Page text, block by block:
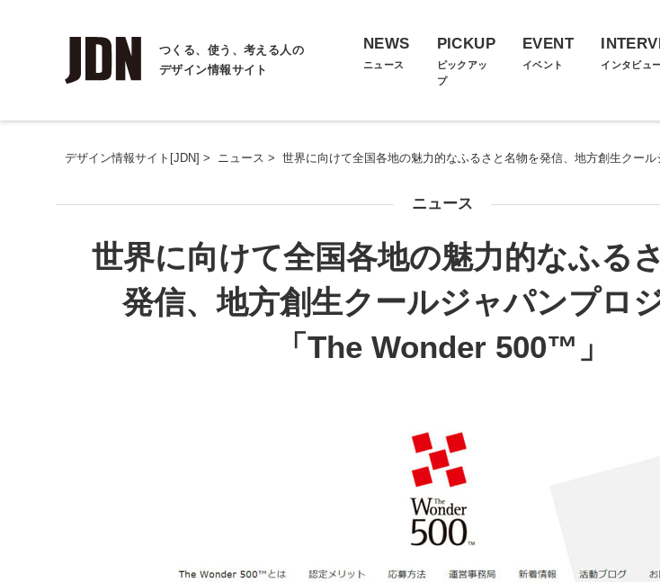
つくる、使う、考える人の
デザイン情報サイト
NEWS
ニュース
PICKUP
ピックアッ
プ
EVENT
イベント インタビュ
デザイン情報サイト[JDN] > ニュース > 世界に向けて全国各地の魅力的なふるさと名物を発信、地方創生クー
ニュース
世界に向けて全国各地の魅力的なふる
発信、地方創生クールジャパンプロ
「The Wonder 500™」